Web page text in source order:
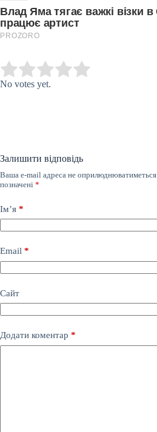
Rate this item:
No votes yet.
Залишити відповідь
Ваша e-mail адреса не оприлюднюватиметься.
позначені *
Ім’я *
Email *
Сайт
Додати коментар *